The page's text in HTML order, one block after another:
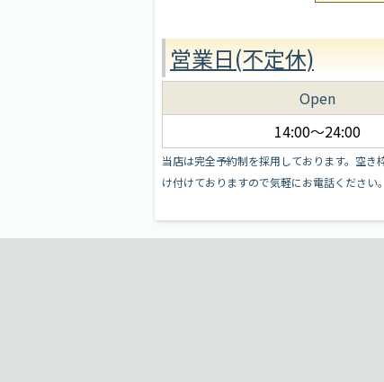
営業日(不定休)
Open
14:00～24:00
当店は完全予約制を採用しております。空
け付けておりますので気軽にお電話ください